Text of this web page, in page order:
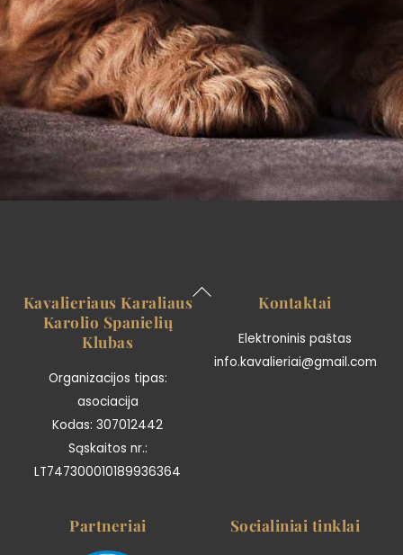
Back
Kavalieriaus Karaliaus
Karolio Spanielių
Klubas
Organizacijos tipas:
asociacija
Kodas: 307012442
Sąskaitos nr.:
LT747300010189936364
Kontaktai
Elektroninis paštas
info.kavalieriai@gmail.com
Partneriai Socialiniai tinklai